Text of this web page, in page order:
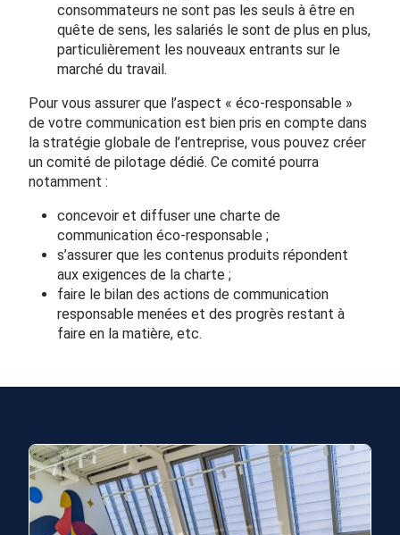
consommateurs ne sont pas les seuls à être en
quête de sens, les salariés le sont de plus en plus,
particulièrement les nouveaux entrants sur le
marché du travail.
Pour vous assurer que l’aspect « éco-responsable »
de votre communication est bien pris en compte dans
la stratégie globale de l’entreprise, vous pouvez créer
un comité de pilotage dédié. Ce comité pourra
notamment :
concevoir et diffuser une charte de
communication éco-responsable ;
s’assurer que les contenus produits répondent
aux exigences de la charte ;
faire le bilan des actions de communication
responsable menées et des progrès restant à
faire en la matière, etc.